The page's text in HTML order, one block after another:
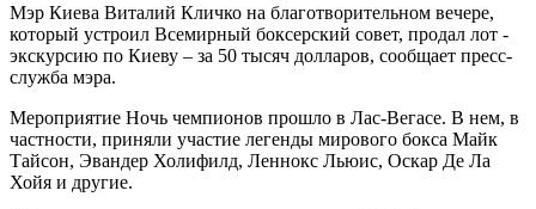
Мэр Киева Виталий Кличко на благотворительном вечере,
который устроил Всемирный боксерский совет, продал лот -
экскурсию по Киеву – за 50 тысяч долларов, сообщает пресс-
служба мэра.
Мероприятие Ночь чемпионов прошло в Лас-Вегасе. В нем, в
частности, приняли участие легенды мирового бокса Майк
Тайсон, Эвандер Холифилд, Леннокс Льюис, Оскар Де Ла
Хойя и другие.